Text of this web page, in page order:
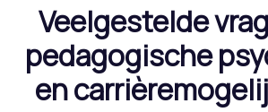
Veelgestelde
pedagogische
en